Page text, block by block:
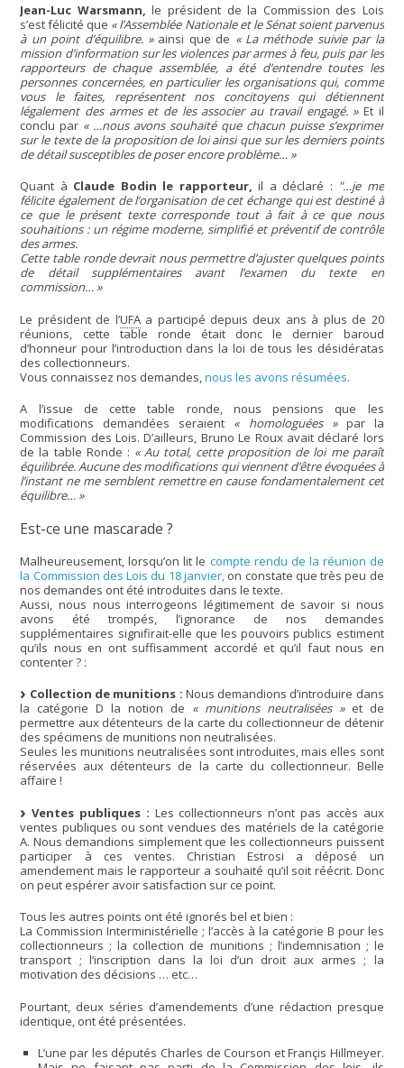
Jean-Luc Warsmann, le président de la Commission des Lois
s’est félicité que « l’Assemblée Nationale et le Sénat soient parvenus
à un point d’équilibre. »ainsi que de « La méthode suivie par la
mission d’information sur les violences par armes à feu, puis par les
rapporteurs de chaque assemblée, a été d’entendre toutes les
personnes concernées, en particulier les organisations qui, comme
vous le faites, représentent nos concitoyens qui détiennent
légalement des armes et de les associer au travail engagé. »Et il
conclu par « …nous avons souhaité que chacun puisse s’exprimer
sur le texte de la proposition de loi ainsi que sur les derniers points
de détail susceptibles de poser encore problème… »
Quant à Claude Bodin le rapporteur, il a déclaré : "…je me
félicite également de l’organisation de cet échange qui est destiné à
ce que le présent texte corresponde tout à fait à ce que nous
souhaitions : un régime moderne, simplifié et préventif de contrôle
des armes.
Cette table ronde devrait nous permettre d’ajuster quelques points
de détail supplémentaires avant l’examen du texte en
commission… »
Le président de l’UFAa participé depuis deux ans à plus de 20
réunions, cette table ronde était donc le dernier baroud
d’honneur pour l’introduction dans la loi de tous les désidératas
des collectionneurs.
Vous connaissez nos demandes,nous les avons résumées.
A l’issue de cette table ronde, nous pensions que les
modifications demandées seraient « homologuées »par la
Commission des Lois. D’ailleurs, Bruno Le Roux avait déclaré lors
de la table Ronde : « Au total, cette proposition de loi me paraît
équilibrée. Aucune des modifications qui viennent d’être évoquées à
l’instant ne me semblent remettre en cause fondamentalement cet
équilibre… »
Est-ce une mascarade ?
Malheureusement, lorsqu’on lit le compte rendu de la réunion de
la Commission des Lois du 18 janvier, on constate que très peu de
nos demandes ont été introduites dans le texte.
Aussi, nous nous interrogeons légitimement de savoir si nous
avons été trompés, l’ignorance de nos demandes
supplémentaires signifirait-elle que les pouvoirs publics estiment
qu’ils nous en ont suffisamment accordé et qu’il faut nous en
contenter ? :
Collection de munitions : Nous demandions d’introduire dans
la catégorie D la notion de « munitions neutralisées »et de
permettre aux détenteurs de la carte du collectionneur de détenir
des spécimens de munitions non neutralisées.
Seules les munitions neutralisées sont introduites, mais elles sont
réservées aux détenteurs de la carte du collectionneur. Belle
affaire !
Ventes publiques : Les collectionneurs n’ont pas accès aux
ventes publiques ou sont vendues des matériels de la catégorie
A. Nous demandions simplement que les collectionneurs puissent
participer à ces ventes. Christian Estrosi a déposé un
amendement mais le rapporteur a souhaité qu’il soit réécrit. Donc
on peut espérer avoir satisfaction sur ce point.
Tous les autres points ont été ignorés bel et bien :
La Commission Interministérielle ; l’accès à la catégorie B pour les
collectionneurs ; la collection de munitions ; l’indemnisation ; le
transport ; l’inscription dans la loi d’un droit aux armes ; la
motivation des décisions … etc…
Pourtant, deux séries d’amendements d’une rédaction presque
identique, ont été présentées.
L’une par les députés Charles de Courson et Françis Hillmeyer.